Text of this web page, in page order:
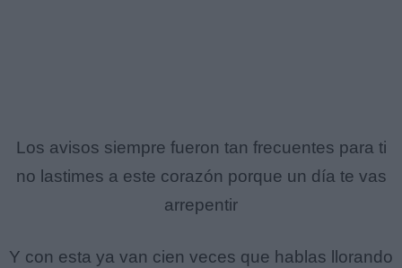
Los avisos siempre fueron tan frecuentes para ti
no lastimes a este corazón porque un día te vas
arrepentir
Y con esta ya van cien veces que hablas llorando